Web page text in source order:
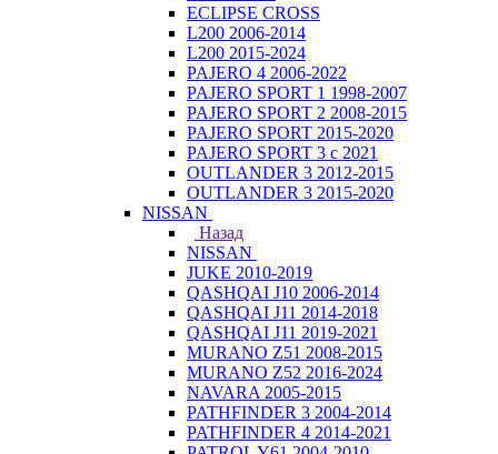
ECLIPSE CROSS
L200 2006-2014
L200 2015-2024
PAJERO 4 2006-2022
PAJERO SPORT 1 1998-2007
PAJERO SPORT 2 2008-2015
PAJERO SPORT 2015-2020
PAJERO SPORT 3 с 2021
OUTLANDER 3 2012-2015
OUTLANDER 3 2015-2020
NISSAN
Назад
NISSAN
JUKE 2010-2019
QASHQAI J10 2006-2014
QASHQAI J11 2014-2018
QASHQAI J11 2019-2021
MURANO Z51 2008-2015
MURANO Z52 2016-2024
NAVARA 2005-2015
PATHFINDER 3 2004-2014
PATHFINDER 4 2014-2021